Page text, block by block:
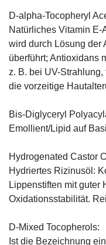
D-alpha-Tocopheryl
Natürliches Vitamin E-
wird durch Lösung der
überführt; Antioxidans
z. B. bei UV-
die vorzeitige
Bis-Diglyceryl
Emollient/Lipid auf
Hydrogenated Castor
Hydriertes Rizinusöl:
Lippenstiften mit guter
Oxidationsstabilität.
D-Mixed Tocopherols:
Ist die Bezeichnung